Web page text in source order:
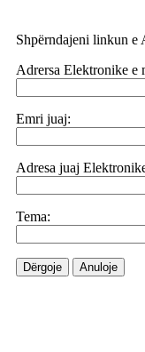
Shpërndajeni linkun
Adrersa Elektronike e
Emri juaj:
Adresa juaj
Tema:
Dërgoje Anuloje